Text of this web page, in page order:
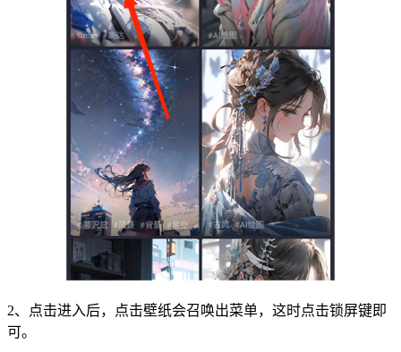
2、点击进入后，点击壁纸会召唤出菜单，这时点击锁屏键即
可。